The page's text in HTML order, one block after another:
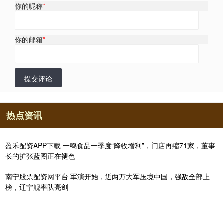
你的昵称*
你的邮箱*
提交评论
热点资讯
盈禾配资APP下载 一鸣食品一季度“降收增利”，门店再缩71家，董事
长的扩张蓝图正在褪色
南宁股票配资网平台 军演开始，近两万大军压境中国，强敌全部上
榜，辽宁舰率队亮剑